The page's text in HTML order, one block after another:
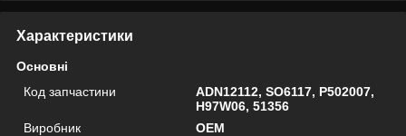
Характеристики
Основні
Код запчастини
ADN12112, SO6117, P502007,
H97W06, 51356
Виробник
OEM